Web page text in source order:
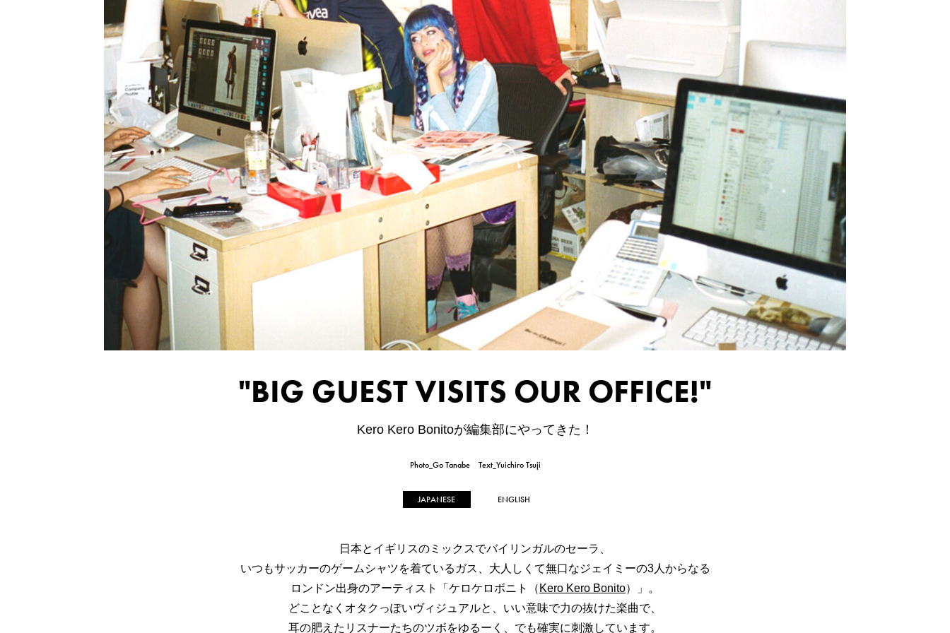
"BIG GUEST VISITS OUR OFFICE!"
Kero Kero Bonitoが編集部にやってきた！
Photo_Go Tanabe Text_Yuichiro Tsuji
JAPANESE ENGLISH
日本とイギリスのミックスでバイリンガルのセーラ、
いつもサッカーのゲームシャツを着ているガス、大人しくて無口なジェイミーの3人からなる
ロンドン出身のアーティスト「ケロケロボニト（ Kero Kero Bonito）」。
どことなくオタクっぽいヴィジュアルと、いい意味で力の抜けた楽曲で、
耳の肥えたリスナーたちのツボをゆるーく、でも確実に刺激しています。